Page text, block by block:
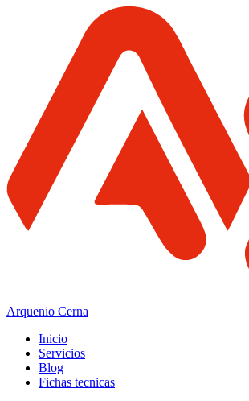
Arquenio Cerna
Inicio
Servicios
Blog
Fichas tecnicas